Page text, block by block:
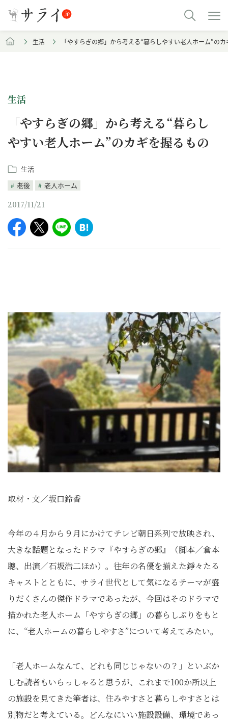
生活 「やすらぎの郷」から考える“暮らしやすい老人ホーム”の
生活
「やすらぎの郷」から考える“暮らし
やすい老人ホーム”のカギを握るもの
生活
老後
老人ホーム
2017/11/21
取材・文／坂口鈴香
今年の４月から９月にかけてテレビ朝日系列で放映され、
大きな話題となったドラマ『やすらぎの郷』（脚本／倉本
聰、出演／石坂浩二ほか）。往年の名優を揃えた錚々たる
キャストとともに、サライ世代として気になるテーマが盛
りだくさんの傑作ドラマであったが、今回はそのドラマで
描かれた老人ホーム「やすらぎの郷」の暮らしぶりをもと
に、“老人ホームの暮らしやすさ”について考えてみたい。
「老人ホームなんて、どれも同じじゃないの？」といぶか
しむ読者もいらっしゃると思うが、これまで100か所以上
の施設を見てきた筆者は、住みやすさと暮らしやすさとは
別物だと考えている。どんなにいい施設設備、環境であっ